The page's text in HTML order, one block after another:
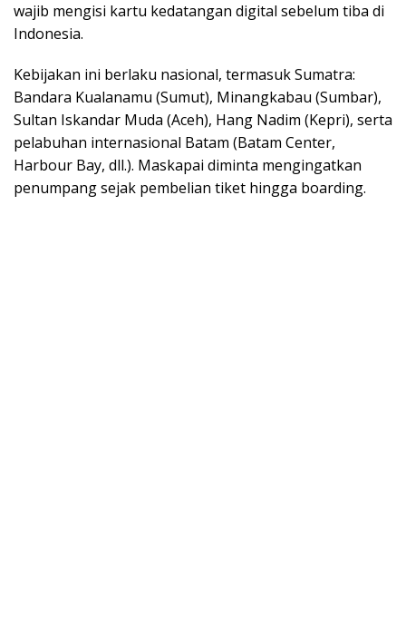
wajib mengisi kartu kedatangan digital sebelum tiba di
Indonesia.
Kebijakan ini berlaku nasional, termasuk Sumatra:
Bandara Kualanamu (Sumut), Minangkabau (Sumbar),
Sultan Iskandar Muda (Aceh), Hang Nadim (Kepri), serta
pelabuhan internasional Batam (Batam Center,
Harbour Bay, dll.). Maskapai diminta mengingatkan
penumpang sejak pembelian tiket hingga boarding.